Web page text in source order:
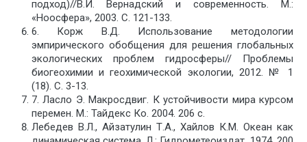
подход)//В.И. Вернадский и современность. М.:
«Ноосфера», 2003. С. 121-133.
6. Корж В.Д. Использование методологии
эмпирического обобщения для решения глобальных
экологических проблем гидросферы// Проблемы
биогеохимии и геохимической экологии, 2012. № 1
(18). С. 3-13.
7. Ласло Э. Макросдвиг. К устойчивости мира курсом
перемен. М.: Тайдекс Ко. 2004. 206 с.
Лебедев В.Л., Айзатулин Т.А., Хайлов К.М. Океан как